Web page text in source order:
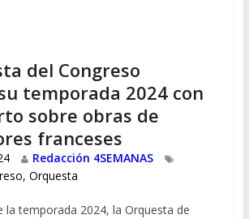
del Congreso
temporada 2024 con
sobre obras de
franceses
Redacción 4SEMANAS
, Orquesta
la temporada 2024, la Orquesta de